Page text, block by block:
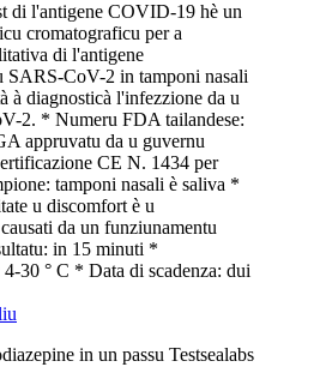
di l'antigene COVID-19 hè un
cromatograficu per a
di l'antigene
SARS-CoV-2 in tamponi nasali
à diagnosticà l'infezzione da u
2. * Numeru FDA tailandese:
appruvatu da u guvernu
CE N. 1434 per
tamponi nasali è saliva *
u discomfort è u
da un funziunamentu
in 15 minuti *
30 ° C * Data di scadenza: dui